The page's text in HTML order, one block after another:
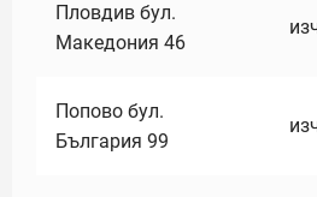
Пловдив бул.
Македония 46
Попово бул.
България 99